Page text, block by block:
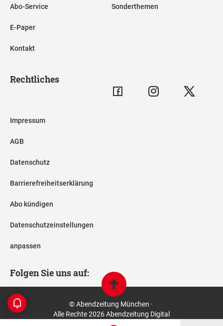
Abo-Service
E-Paper
Kontakt
Sonderthemen
Rechtliches
Impressum
AGB
Datenschutz
Barrierefreiheitserklärung
Abo kündigen
Datenschutzeinstellungen
anpassen
Folgen Sie uns auf:
© Abendzeitung München ·
Alle Rechte 2026 Abendzeitung Digital